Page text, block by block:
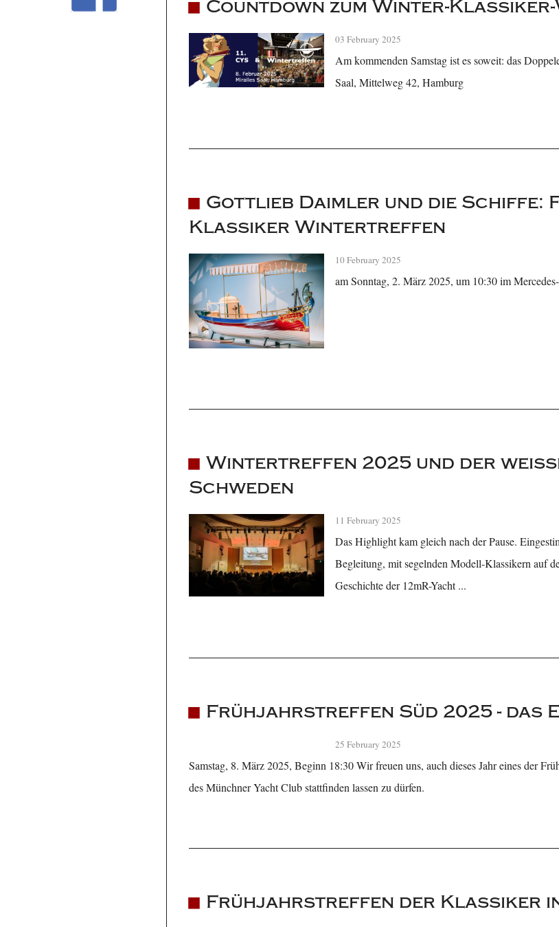
Countdown zum Winter-Klassiker-
03 February 2025
Am kommenden Samstag ist es soweit: das
Saal, Mittelweg 42, Hamburg
Gottlieb Daimler und die Schiffe:
Klassiker Wintertreffen
10 February 2025
am Sonntag, 2. März 2025, um 10:30 im
Wintertreffen 2025 und der
Schweden
11 February 2025
Das Highlight kam gleich nach der Pause.
Begleitung, mit segelnden Modell-Klassikern auf
Geschichte der 12mR-Yacht ...
Frühjahrstreffen Süd 2025 - das
25 February 2025
Samstag, 8. März 2025, Beginn 18:30 Wir freuen uns, auch dieses Jahr eines der
des Münchner Yacht Club stattfinden lassen zu dürfen.
Frühjahrstreffen der Klassiker